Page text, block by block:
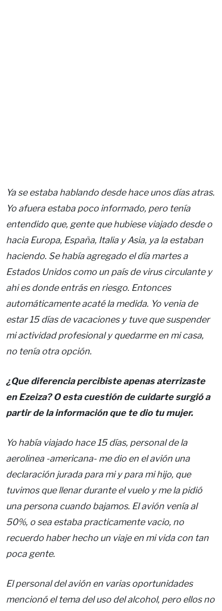
Ya se estaba hablando desde hace unos días atras.
Yo afuera estaba poco informado, pero tenía
entendido que, gente que hubiese viajado desde o
hacia Europa, España, Italia y Asia, ya la estaban
haciendo. Se había agregado el día martes a
Estados Unidos como un país de virus circulante y
ahi es donde entrás en riesgo. Entonces
automáticamente acaté la medida. Yo venia de
estar 15 días de vacaciones y tuve que suspender
mi actividad profesional y quedarme en mi casa,
no tenía otra opción.
¿Que diferencia percibiste apenas aterrizaste
en Ezeiza? O esta cuestión de cuidarte surgió a
partir de la información que te dio tu mujer.
Yo había viajado hace 15 días, personal de la
aerolinea -americana- me dio en el avión una
declaración jurada para mi y para mi hijo, que
tuvimos que llenar durante el vuelo y me la pidió
una persona cuando bajamos. El avión venía al
50%, o sea estaba practicamente vacio, no
recuerdo haber hecho un viaje en mi vida con tan
poca gente.
El personal del avión en varias oportunidades
mencionó el tema del uso del alcohol, pero ellos no